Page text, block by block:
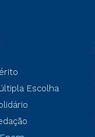
Escolha